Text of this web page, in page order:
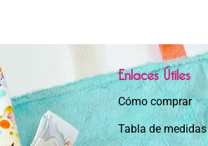
Enlaces Útiles
Cómo comprar
Tabla de medidas